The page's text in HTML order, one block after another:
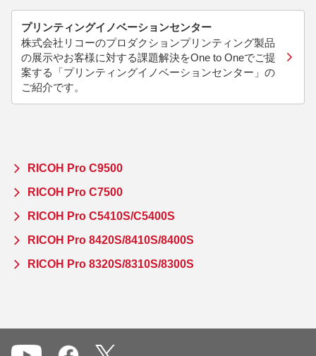
プリンティングイノベーションセンター
株式会社リコーのプロダクションプリンティング製品
の展示やお客様に対する課題解決をOne to Oneでご提
案する「プリンティングイノベーションセンター」の
ご紹介です。
RICOH Pro C9500
RICOH Pro C7500
RICOH Pro C5410S/C5400S
RICOH Pro 8420S/8410S/8400S
RICOH Pro 8320S/8310S/8300S